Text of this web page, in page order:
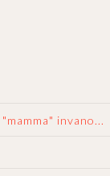
invano...